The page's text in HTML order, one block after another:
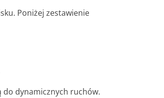
Poniżej zestawienie
dynamicznych ruchów.